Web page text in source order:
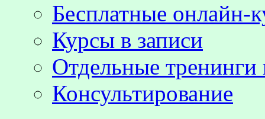
Бесплатные онлайн-
Курсы в записи
Отдельные тренинги
Консультирование